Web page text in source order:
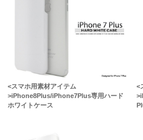
<スマホ用素材アイテム
>iPhone8Plus/iPhone7Plus専用ハード
ホワイトケース
<